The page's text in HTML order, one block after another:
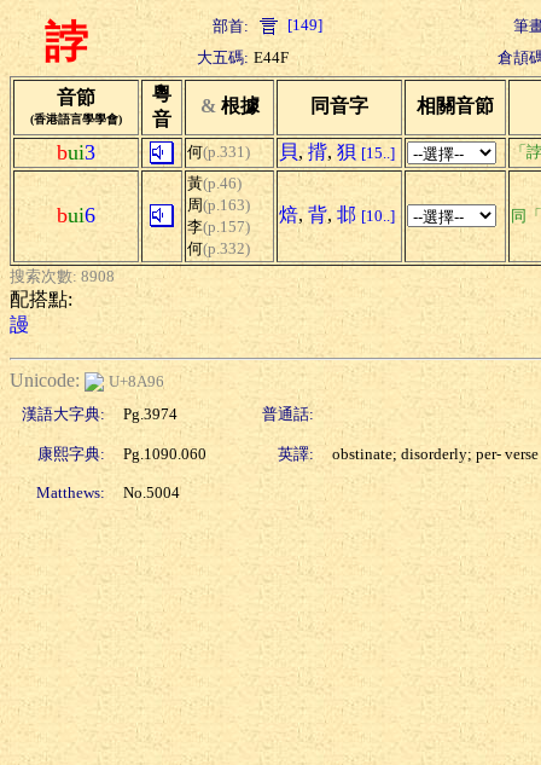
誖 部首: [149]
筆
大五碼: E44F 倉頡
音節
(香港語言學學會)
粵
音
& 根據 同音字 相關音節
bui3 何(p.331) 貝, 揹, 狽 [15..] 「
bui6
黃(p.46)
周(p.163)
李(p.157)
何(p.332)
焙, 背, 邶 [10..] 同
搜索次數: 8908
配搭點:
謾
Unicode:
U+8A96
漢語大字典:
Pg.3974 普通話:
康熙字典: Pg.1090.060 英譯: obstinate; disorderly; per- verse
Matthews: No.5004